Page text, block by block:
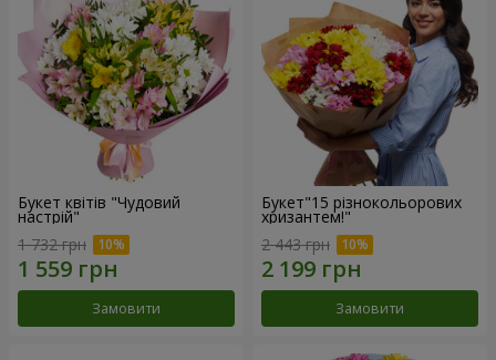
Букет квітів "Чудовий
настрій"
1 732 грн
Замовити
Букет"15 різнокольорових
хризантем!"
2 443 грн
Замовити